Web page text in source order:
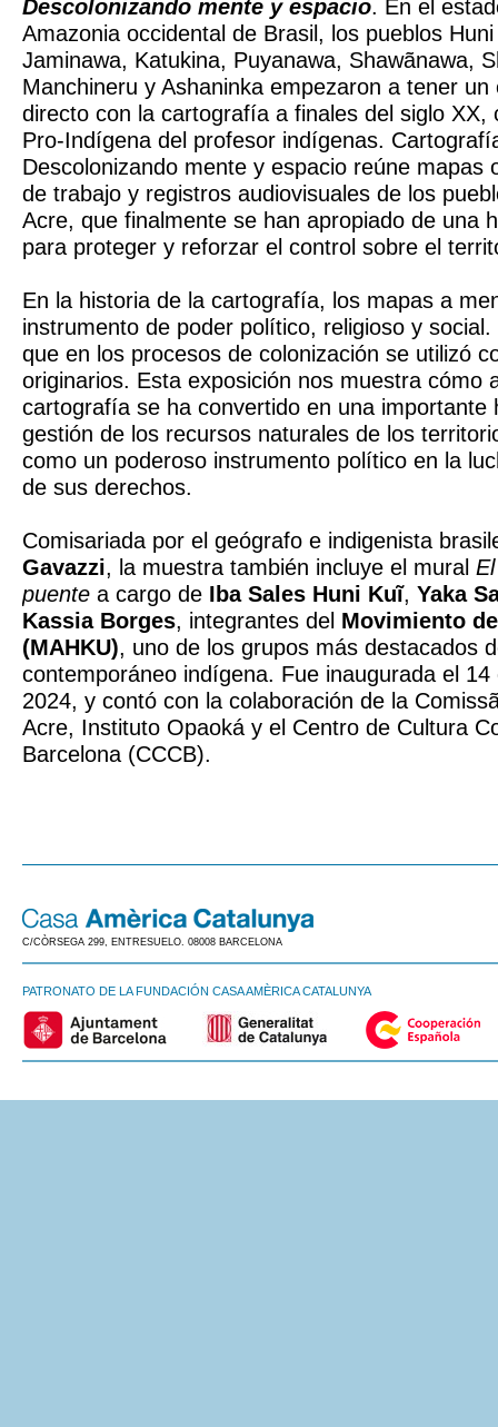
Descolonizando mente y espacio. En el
Amazonia occidental de Brasil, los pueblos
Jaminawa, Katukina, Puyanawa, Shawãnawa,
Manchineru y Ashaninka empezaron a tener un
directo con la cartografía a finales del siglo XX,
Pro-Indígena del profesor indígenas.
Descolonizando mente y espacio reúne mapas
de trabajo y registros audiovisuales de los
Acre, que finalmente se han apropiado de una
para proteger y reforzar el control sobre el
En la historia de la cartografía, los mapas a
instrumento de poder político, religioso y
que en los procesos de colonización se utilizó
originarios. Esta exposición nos muestra cómo
cartografía se ha convertido en una importante
gestión de los recursos naturales de los
como un poderoso instrumento político en la
de sus derechos.
Comisariada por el geógrafo e indigenista
Gavazzi, la muestra también incluye el mural
puente a cargo de Iba Sales Huni Kuĩ, Yaka
Kassia Borges, integrantes del Movimiento
(MAHKU), uno de los grupos más destacados
contemporáneo indígena. Fue inaugurada el
2024, y contó con la colaboración de la
Acre, Instituto Opaoká y el Centro de Cultura
Barcelona (CCCB).
C/CÒRSEGA 299, ENTRESUELO. 08008 BARCELONA
PATRONATO DE LA FUNDACIÓN CASA AMÈRICA CATALUNYA